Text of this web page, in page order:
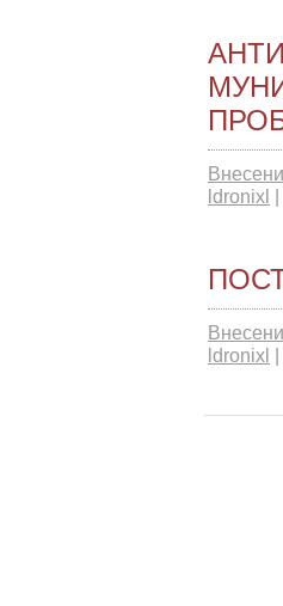
ldronixl |
ldronixl |